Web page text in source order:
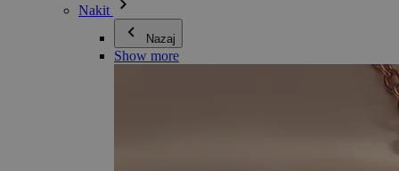
Nakit
Nazaj
Show more